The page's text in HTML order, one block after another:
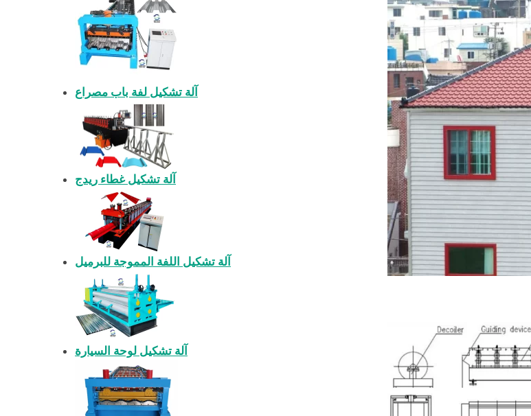
آلة تشكيل لفة باب مصراع
آلة تشكيل غطاء ريدج
آلة تشكيل اللفة المموجة للبرميل
آلة تشكيل لوحة السيارة